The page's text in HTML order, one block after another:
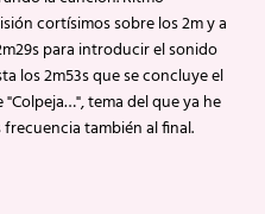
cortísimos sobre los 2m y a
para introducir el sonido
los 2m53s que se concluye el
tema del que ya he
también al final.